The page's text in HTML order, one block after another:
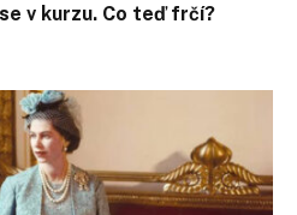
v kurzu. Co teď frčí?